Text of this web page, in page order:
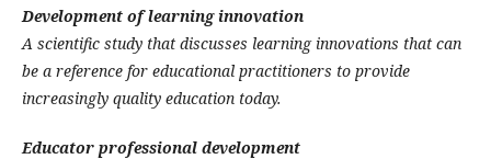
Development of learning innovation
A scientific study that discusses learning innovations that can
be a reference for educational practitioners to provide
increasingly quality education today.
Educator professional development